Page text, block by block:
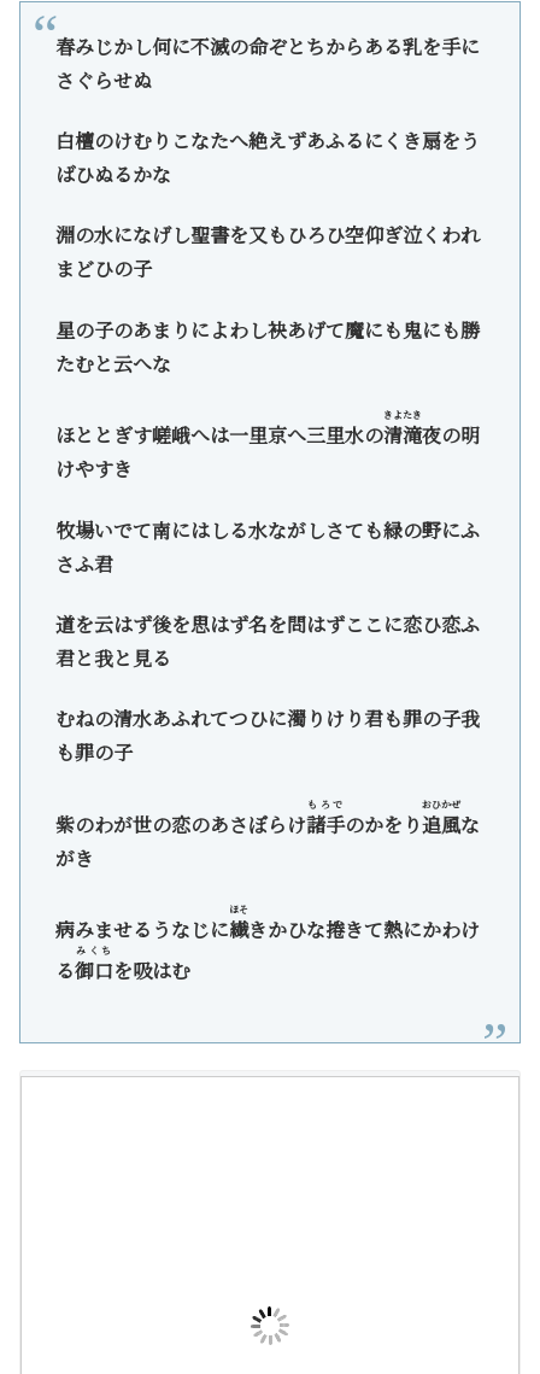
春みじかし何に不滅の命ぞとちからある乳を手に
さぐらせぬ
白檀のけむりこなたへ絶えずあふるにくき扇をう
ばひぬるかな
淵の水になげし聖書を又もひろひ空仰ぎ泣くわれ
まどひの子
星の子のあまりによわし袂あげて魔にも鬼にも勝
たむと云へな
ほととぎす嵯峨へは一里京へ三里水の清滝
きよたき
夜の明
けやすき
牧場いでて南にはしる水ながしさても緑の野にふ
さふ君
道を云はず後を思はず名を問はずここに恋ひ恋ふ
君と我と見る
むねの清水あふれてつひに濁りけり君も罪の子我
も罪の子
紫のわが世の恋のあさぼらけ諸手
もろで
のかをり追風
おひかぜ
な
がき
病みませるうなじに繊
ほそ
きかひな捲きて熱にかわけ
る御口
みくち
を吸はむ